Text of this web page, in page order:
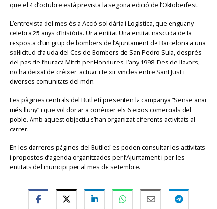
que el 4 d’octubre està prevista la segona edició de l’Oktoberfest.
L’entrevista del mes és a Acció solidària i Logística, que enguany
celebra 25 anys d’història. Una entitat Una entitat nascuda de la
resposta d’un grup de bombers de l’Ajuntament de Barcelona a una
sol·licitud d’ajuda del Cos de Bombers de San Pedro Sula, després
del pas de l’huracà Mitch per Hondures, l’any 1998. Des de llavors,
no ha deixat de créixer, actuar i teixir vincles entre Sant Just i
diverses comunitats del món.
Les pàgines centrals del Butlletí presenten la campanya “Sense anar
més lluny” i que vol donar a conèixer els 6 eixos comercials del
poble. Amb aquest objectiu s’han organizat diferents activitats al
carrer.
En les darreres pàgines del Butlletí es poden consultar les activitats
i propostes d’agenda organitzades per l’Ajuntament i per les
entitats del municipi per al mes de setembre.